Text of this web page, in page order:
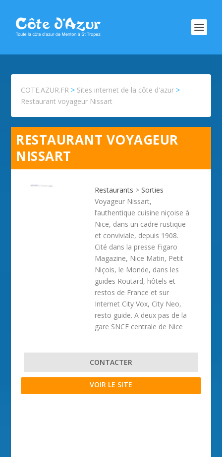
COTE.AZUR.FR > Sites internet de la côte d'azur >
Restaurant voyageur Nissart
RESTAURANT VOYAGEUR
NISSART
Restaurants >Sorties
Voyageur Nissart,
l’authentique cuisine niçoise à
Nice, dans un cadre rustique
et conviviale, depuis 1908.
Cité dans la presse Figaro
Magazine, Nice Matin, Petit
Niçois, le Monde, dans les
guides Routard, hôtels et
restos de France et sur
Internet City Vox, City Neo,
resto guide. A deux pas de la
gare SNCF centrale de Nice
CONTACTER
VOIR LE SITE